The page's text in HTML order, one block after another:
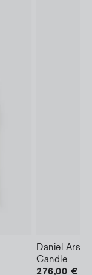
Daniel
Candle
276,00 €